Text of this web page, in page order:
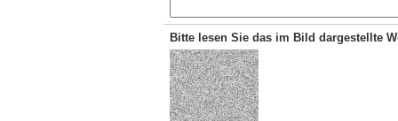
Bitte lesen Sie das im Bild dargestellte